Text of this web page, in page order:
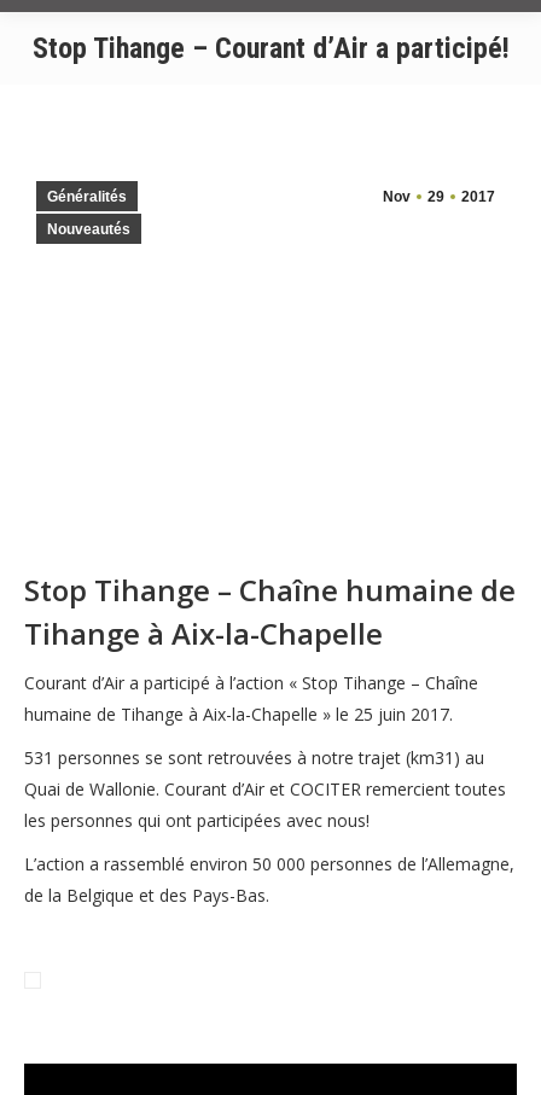
Stop Tihange – Courant d’Air a participé!
Nov 29 2017
Généralités
Nouveautés
Stop Tihange – Chaîne humaine de
Tihange à Aix-la-Chapelle
Courant d’Air a participé à l’action « Stop Tihange – Chaîne
humaine de Tihange à Aix-la-Chapelle » le 25 juin 2017.
531 personnes se sont retrouvées à notre trajet (km31) au
Quai de Wallonie. Courant d’Air et COCITER remercient toutes
les personnes qui ont participées avec nous!
L’action a rassemblé environ 50 000 personnes de l’Allemagne,
de la Belgique et des Pays-Bas.